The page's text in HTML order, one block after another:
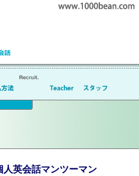
英会話マンツーマン